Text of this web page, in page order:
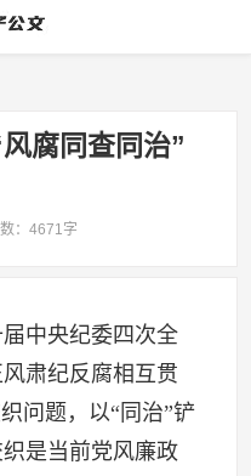
腐同查同治”
：4671字
中央纪委四次全
肃纪反腐相互贯
问题，以“同治”铲
是当前党风廉政